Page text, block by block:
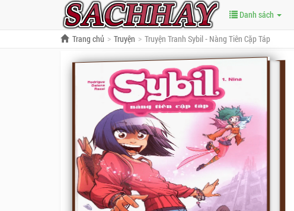
Danh sách
Trang chủ Truyện Truyện Tranh Sybil - Nàng Tiên Cặp Táp